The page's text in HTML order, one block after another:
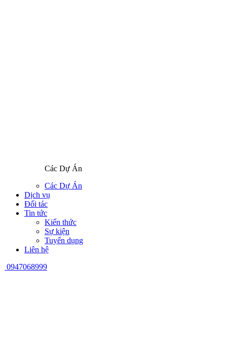
Các Dự Án
Các Dự Án
Dịch vụ
Đối tác
Tin tức
Kiến thức
Sự kiện
Tuyển dụng
Liên hệ
0947068999